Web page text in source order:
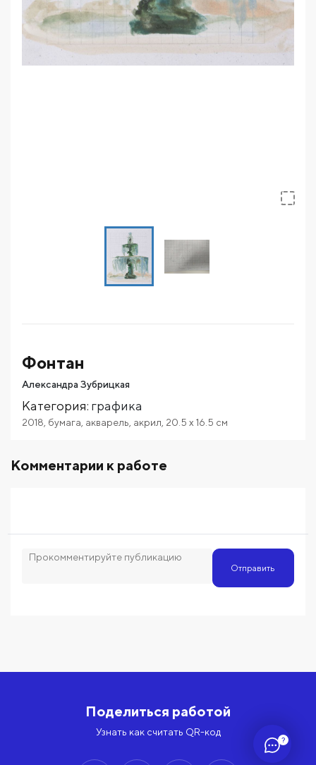
?
Фонтан
Александра Зубрицкая
Категория: графика
2018 бумага акварель акрил 20.5 x 16.5 см
Комментарии к работе
Отправить
Поделиться работой
Узнать как считать QR-код